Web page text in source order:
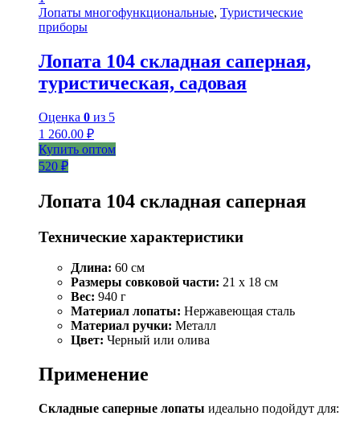
Лопаты многофункциональные, Туристические
приборы
Лопата 104 складная саперная,
туристическая, садовая
Оценка 0 из 5
1 260.00 ₽
Купить оптом
520 ₽
Лопата 104 складная саперная
Технические характеристики
Длина: 60 см
Размеры совковой части: 21 x 18 см
Вес: 940 г
Материал лопаты: Нержавеющая сталь
Материал ручки: Металл
Цвет: Черный или олива
Применение
Складные саперные лопаты идеально подойдут для: